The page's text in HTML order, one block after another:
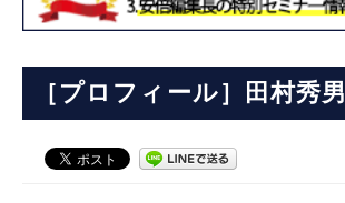
［プロフィール］田村秀男